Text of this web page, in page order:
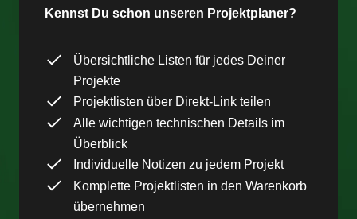
Kennst Du schon unseren Projektplaner?
Übersichtliche Listen für jedes Deiner
Projekte
Projektlisten über Direkt-Link teilen
Alle wichtigen technischen Details im
Überblick
Individuelle Notizen zu jedem Projekt
Komplette Projektlisten in den Warenkorb
übernehmen